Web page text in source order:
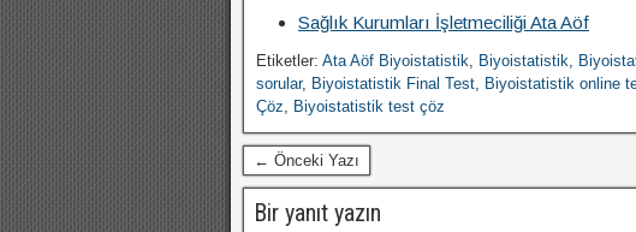
Sağlık Kurumları İşletmeciliği Ata Aöf
Etiketler: Ata Aöf Biyoistatistik, Biyoistatistik,
sorular, Biyoistatistik Final Test, Biyoistatistik online
Çöz, Biyoistatistik test çöz
← Önceki Yazı
Bir yanıt yazın